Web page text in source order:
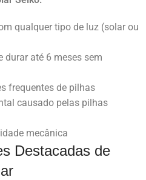
qualquer tipo de luz (solar ou
durar até 6 meses sem
frequentes de pilhas
causado pelas pilhas
mecânica
Destacadas de